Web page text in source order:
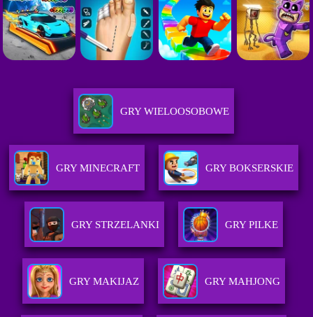
GRY WIELOOSOBOWE
GRY MINECRAFT GRY BOKSERSKIE
GRY STRZELANKI GRY PILKE
GRY MAKIJAZ GRY MAHJONG